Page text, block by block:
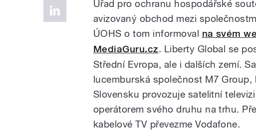
Úřad pro ochranu hospodářské
avizovaný obchod mezi
ÚOHS o tom informoval na svém
MediaGuru.cz. Liberty Global se
Střední Evropa, ale i dalších zemí.
lucemburská společnost M7 Group,
Slovensku provozuje satelitní
operátorem svého druhu na trhu.
kabelové TV převezme Vodafone.